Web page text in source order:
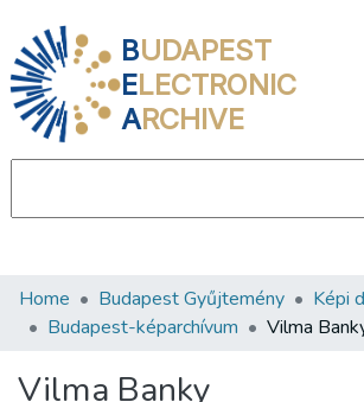
BUDAPEST
ELECTRONIC
ARCHIVE
Communities & Collections
Statistics
Home Budapest Gyűjtemény
Képi
Budapest-képarchívum
Vilma
Vilma Banky